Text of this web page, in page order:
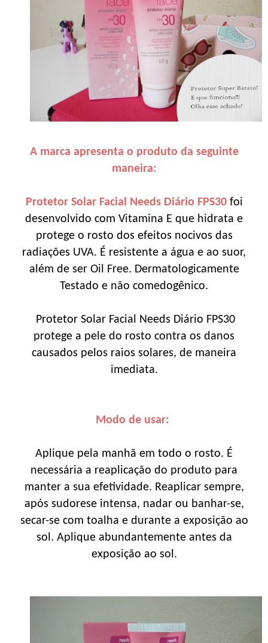
A marca apresenta o produto da seguinte
maneira:
Protetor Solar Facial Needs Diário FPS30foi
desenvolvido com Vitamina E que hidrata e
protege o rosto dos efeitos nocivos das
radiações UVA. É resistente a água e ao suor,
além de ser Oil Free. Dermatologicamente
Testado e não comedogênico.
Protetor Solar Facial Needs Diário FPS30
protege a pele do rosto contra os danos
causados pelos raios solares, de maneira
imediata.
Modo de usar:
Aplique pela manhã em todo o rosto. É
necessária a reaplicação do produto para
manter a sua efetividade. Reaplicar sempre,
após sudorese intensa, nadar ou banhar-se,
secar-se com toalha e durante a exposição ao
sol. Aplique abundantemente antes da
exposição ao sol.